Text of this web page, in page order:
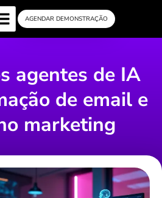
AGENDAR DEMONSTRAÇÃO
agentes de IA
de email e
marketing